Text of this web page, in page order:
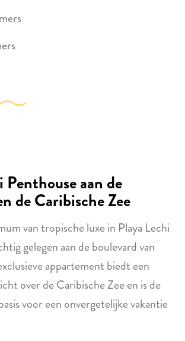
Penthouse aan de
de Caribische Zee
van tropische luxe in Playa Lechi
gelegen aan de boulevard van
appartement biedt een
over de Caribische Zee en is de
voor een onvergetelijke vakantie